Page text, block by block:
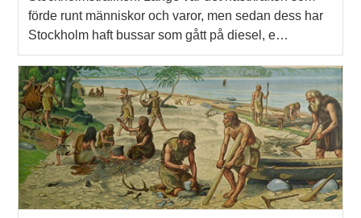
förde runt människor och varor, men sedan dess har
Stockholm haft bussar som gått på diesel, e…